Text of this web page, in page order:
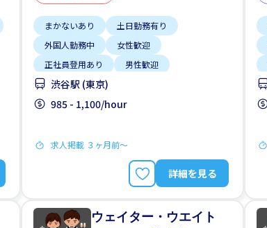
まかないあり
土日勤務有り
外国人勤務中
女性歓迎
正社員登用あり
男性歓迎
留学生歓迎
渋谷駅 (東京)
985 - 1,100/hour
求人掲載 ３ヶ月前〜
詳細を見る
ウェイター・ウエイト